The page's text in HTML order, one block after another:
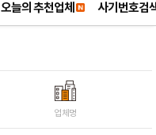
오늘의 추천업체 사기번호검
업체명